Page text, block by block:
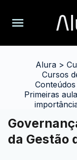
Alura>
Cursos
Primeiras
da Gestão